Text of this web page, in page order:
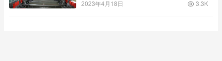
2023年4月18日 3.3K